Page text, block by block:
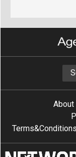
About